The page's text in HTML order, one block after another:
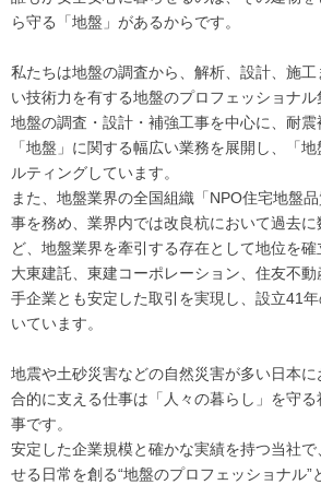
ら守る「地盤」があるからです。
私たちは地盤の調査から、解析、設計、施
い技術力を有する地盤のプロフェッショナル
地盤の調査・設計・補強工事を中心に、耐
「地盤」に関する幅広い業務を展開し、「
ルティングしています。
また、地盤業界の全国組織「NPO住宅地盤
事を務め、業界内では改良杭において過去
ど、地盤業界を牽引する存在として地位を確
大東建託、東建コーポレーション、住友不
手企業とも安定した取引を実現し、設立41
いています。
地震や土砂災害などの自然災害が多い日本
合的に支える仕事は「人々の暮らし」を守
事です。
安定した企業規模と確かな実績を持つ当社
せる日常を創る“地盤のプロフェッショナル”